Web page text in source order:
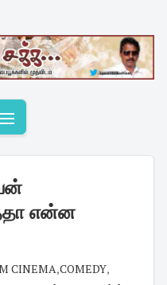
என்ன
CINEMA,COMEDY,